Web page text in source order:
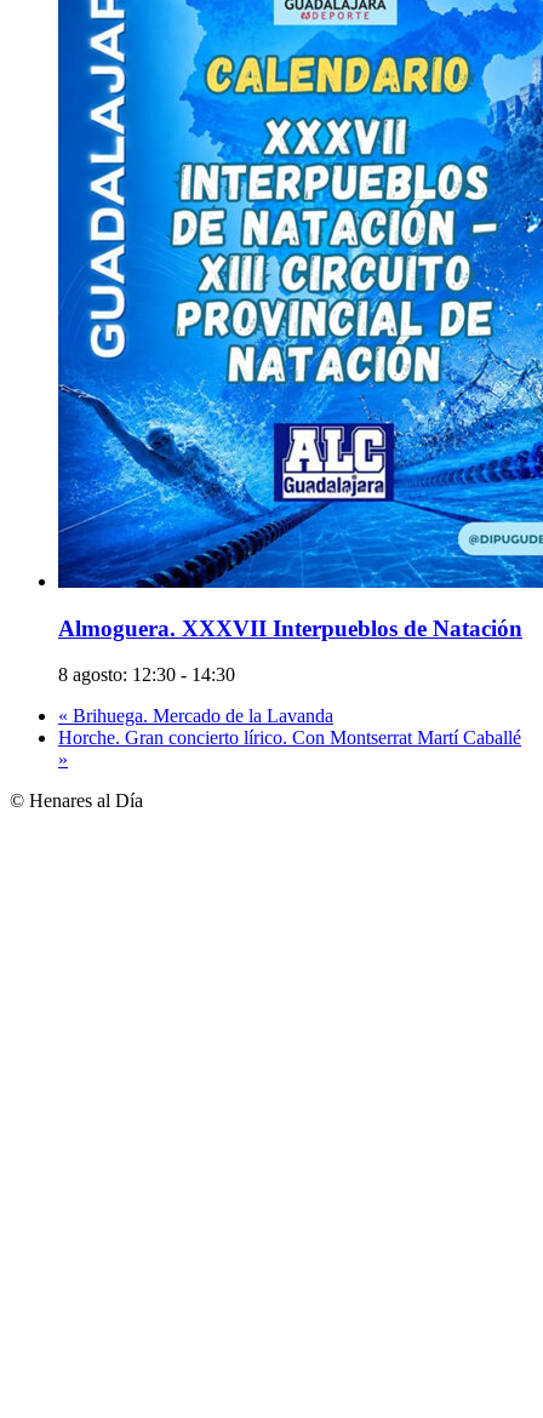
Almoguera. XXXVII Interpueblos de Natación
8 agosto: 12:30 - 14:30
« Brihuega. Mercado de la Lavanda
Horche. Gran concierto lírico. Con Montserrat Martí Caballé
»
© Henares al Día